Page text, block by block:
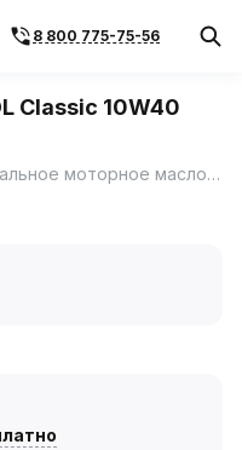
8 800 775-75-56
Classic 10W40
MANNOL Classic 10W40 - универсальное моторное масло на гидросинтетической основе.